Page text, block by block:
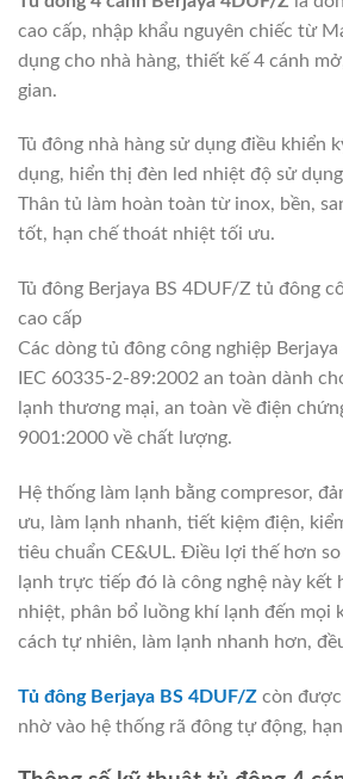
cao cấp, nhập khẩu nguyên chiếc từ
dụng cho nhà hàng, thiết kế 4 cánh
gian.
Tủ đông nhà hàng sử dụng điều khiển
dụng, hiển thị đèn led nhiệt độ sử
Thân tủ làm hoàn toàn từ inox, bền,
tốt, hạn chế thoát nhiệt tối ưu.
Tủ đông Berjaya BS 4DUF/Z tủ đông
cao cấp
Các dòng tủ đông công nghiệp
IEC 60335-2-89:2002 an toàn dành
lạnh thương mại, an toàn về điện
9001:2000 về chất lượng.
Hệ thống làm lạnh bằng compresor,
ưu, làm lạnh nhanh, tiết kiệm điện,
tiêu chuẩn CE&UL. Điều lợi thế hơn
lạnh trực tiếp đó là công nghệ này kết
nhiệt, phân bổ luồng khí lạnh đến mọi
cách tự nhiên, làm lạnh nhanh hơn,
Tủ đông Berjaya BS 4DUF/Z còn
nhờ vào hệ thống rã đông tự động,